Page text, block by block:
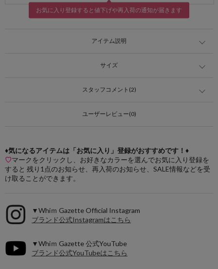
お気に入り登録すると値下げや再入荷の通知が届きます
アイテム説明
サイズ
スタッフコメント(2)
ユーザーレビュー(0)
♦気になるアイテムは「お気に入り」登録がおすすめです！♦
♡マークをクリックし、お好きなカラーを選んでお気に入り登録を
すると 残り1点のお知らせ、再入荷のお知らせ、SALE情報などを受
け取ることができます。
▼Whiｍ Gazette Official Instagram
ブランド公式Instagramはこちら
▼Whiｍ Gazette 公式YouTube
ブランド公式YouTubeはこちら